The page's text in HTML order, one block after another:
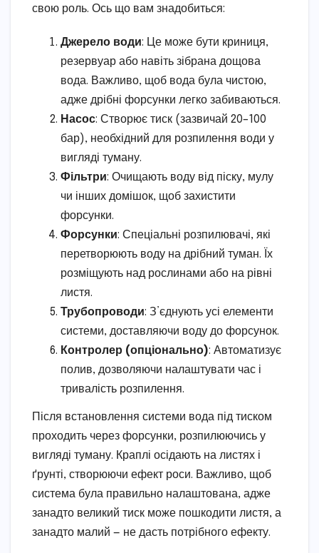
свою роль. Ось що вам знадобиться:
Джерело води: Це може бути криниця,
резервуар або навіть зібрана дощова
вода. Важливо, щоб вода була чистою,
адже дрібні форсунки легко забиваються.
Насос: Створює тиск (зазвичай 20–100
бар), необхідний для розпилення води у
вигляді туману.
Фільтри: Очищають воду від піску, мулу
чи інших домішок, щоб захистити
форсунки.
Форсунки: Спеціальні розпилювачі, які
перетворюють воду на дрібний туман. Їх
розміщують над рослинами або на рівні
листя.
Трубопроводи: З’єднують усі елементи
системи, доставляючи воду до форсунок.
Контролер (опціонально): Автоматизує
полив, дозволяючи налаштувати час і
тривалість розпилення.
Після встановлення системи вода під тиском
проходить через форсунки, розпилюючись у
вигляді туману. Краплі осідають на листях і
ґрунті, створюючи ефект роси. Важливо, щоб
система була правильно налаштована, адже
занадто великий тиск може пошкодити листя, а
занадто малий — не дасть потрібного ефекту.